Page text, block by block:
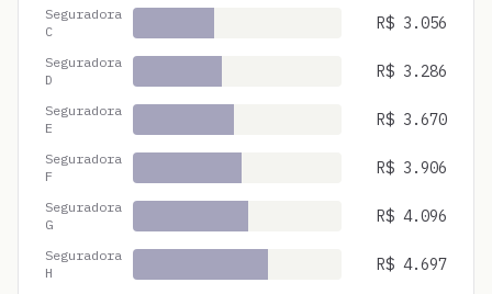
Seguradora
C
R$ 3.056
Seguradora
D
R$ 3.286
Seguradora
E
R$ 3.670
Seguradora
F
R$ 3.906
Seguradora
G
R$ 4.096
Seguradora
H
R$ 4.697